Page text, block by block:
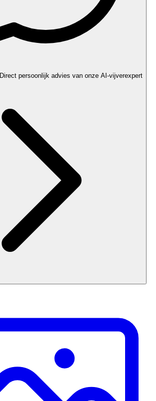
Direct persoonlijk advies van onze AI-vijverexpert